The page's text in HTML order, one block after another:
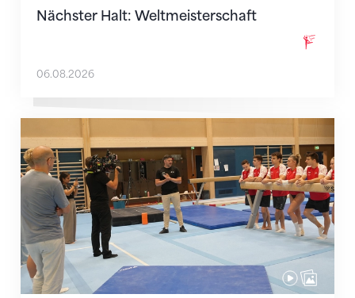
Nächster Halt: Weltmeisterschaft
06.08.2026
Mit klaren Zielen nach Zagreb